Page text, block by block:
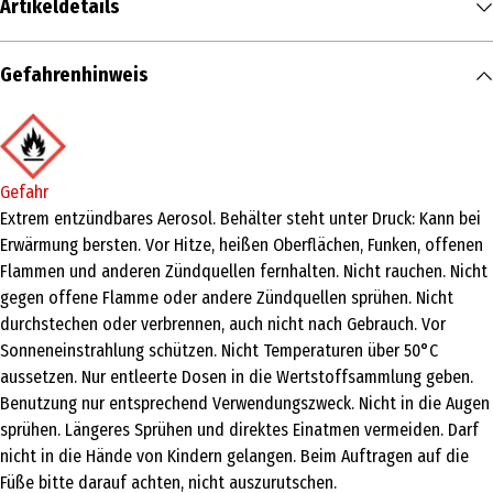
Artikeldetails
Inhalt
Produkttyp
Spray
Einsatzbereich
Pflege
Hauttyp
ALL_TYPES
Inhaltsstoffe
Ingredients: Butane, Alcohol Denat., Isobutane, Propane,
Octyldodecanol, Aqua, Linalyl Acetate, Pogostemon Cablin Oil,
Dimethyl Phenethyl Acetate, Benzyl Alcohol, Coumarin, Limonene,
Linalool, Pinene, Rose Ketones, Beta-Caryophyllene, Parfum
Gefahrenhinweis
Gefahr
Extrem entzündbares Aerosol. Behälter steht unter Druck: Kann bei
Erwärmung bersten. Vor Hitze, heißen Oberflächen, Funken, offenen
Flammen und anderen Zündquellen fernhalten. Nicht rauchen. Nicht
gegen offene Flamme oder andere Zündquellen sprühen. Nicht
durchstechen oder verbrennen, auch nicht nach Gebrauch. Vor
Sonneneinstrahlung schützen. Nicht Temperaturen über 50°C
aussetzen. Nur entleerte Dosen in die Wertstoffsammlung geben.
Benutzung nur entsprechend Verwendungszweck. Nicht in die Augen
sprühen. Längeres Sprühen und direktes Einatmen vermeiden. Darf
nicht in die Hände von Kindern gelangen. Beim Auftragen auf die
Füße bitte darauf achten, nicht auszurutschen.